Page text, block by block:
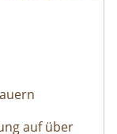
auf über